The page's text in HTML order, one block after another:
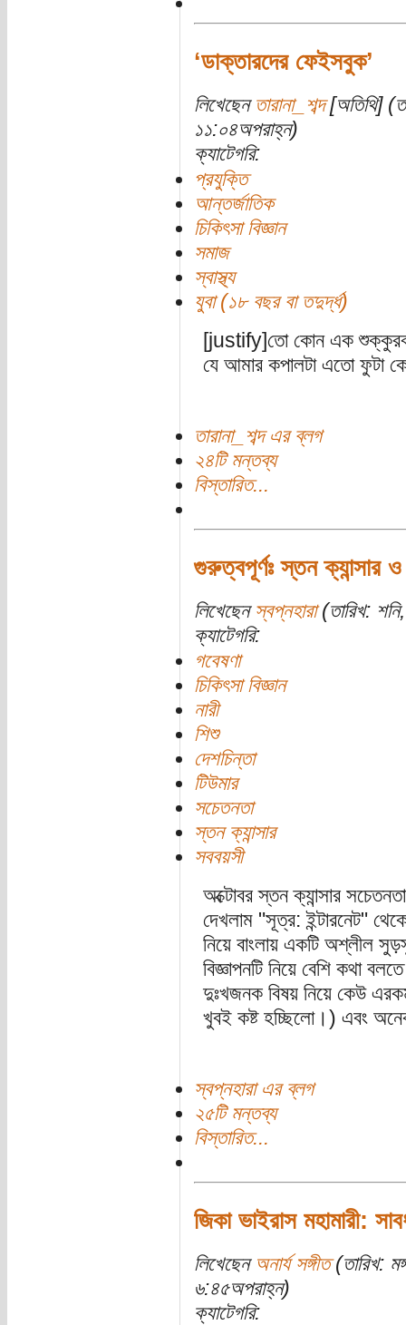
‘ডাক্তারদের ফেইসবুক’
লিখেছেন তারানা_শব্দ[অতিথি]
১১:০৪অপরাহ্ন)
ক্যাটেগরি:
প্রযুক্তি
আন্তর্জাতিক
চিকিৎসা বিজ্ঞান
সমাজ
স্বাস্থ্য
যুবা (১৮ বছর বা তদুর্দ্ধ)
[justify]তো কোন এক
যে আমার কপালটা এতো ফুটা
তারানা_শব্দ এর ব্লগ
২৪টি মন্তব্য
বিস্তারিত...
গুরুত্বপূর্ণঃ স্তন ক্যান্সার
লিখেছেন স্বপ্নহারা(তারিখ:
ক্যাটেগরি:
গবেষণা
চিকিৎসা বিজ্ঞান
নারী
শিশু
দেশচিন্তা
টিউমার
সচেতনতা
স্তন ক্যান্সার
সববয়সী
অক্টোবর স্তন ক্যান্সার
দেখলাম "সূত্র: ইন্টারনেট"
নিয়ে বাংলায় একটি অশ্লীল
বিজ্ঞাপনটি নিয়ে বেশি কথা
দুঃখজনক বিষয় নিয়ে কেউ
খুবই কষ্ট হচ্ছিলো।) এবং
স্বপ্নহারা এর ব্লগ
২৫টি মন্তব্য
বিস্তারিত...
জিকা ভাইরাস মহামারী:
লিখেছেন অনার্য সঙ্গীত(তারিখ:
৬:৪৫অপরাহ্ন)
ক্যাটেগরি: